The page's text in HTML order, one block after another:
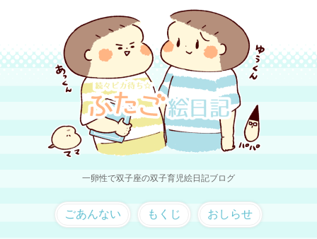
一卵性で双子座の双子育児絵日記ブログ
ごあんない もくじ おしらせ